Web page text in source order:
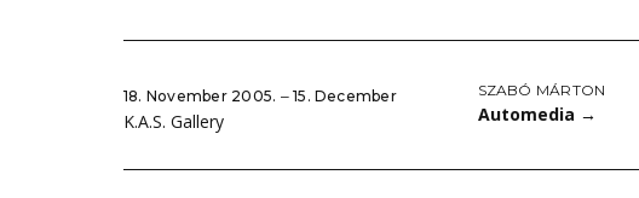
18. November 2005. ‒ 15. December
K.A.S. Gallery
SZABÓ MÁRTON
Automedia →